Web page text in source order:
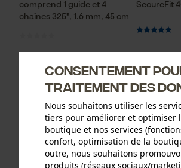
comprend 1 guide et 4
chaînes 325", 1.6 mm, 45 cm
SecureFit
Consentement
traitement des
Nous souhaitons utiliser les
tiers pour améliorer et optimiser
boutique et nos services
confort, optimisation de la
outre, nous souhaitons
produits (réseaux sociaux/